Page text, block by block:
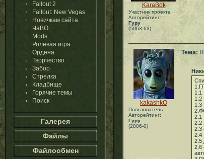
Fallout 2
Fallout: New Vegas
Новичкам сайта
ЧаВО
Mods
Ролевая игра
Ордена
Творчество
Забор
Стрелка
Кладбище
Горячие темы
Поиск
Галерея
Файлы
Файлообмен
KaraBok
Участник проекта
Авторейтинг:
Гуру
(5063-63)
kakashkO
Пользователь
Авторейтинг:
Гуру
(2806-0)
Тема:
1.1
1.2
1.3
2.1
2.2
2.3
2.4
2.5
2.6